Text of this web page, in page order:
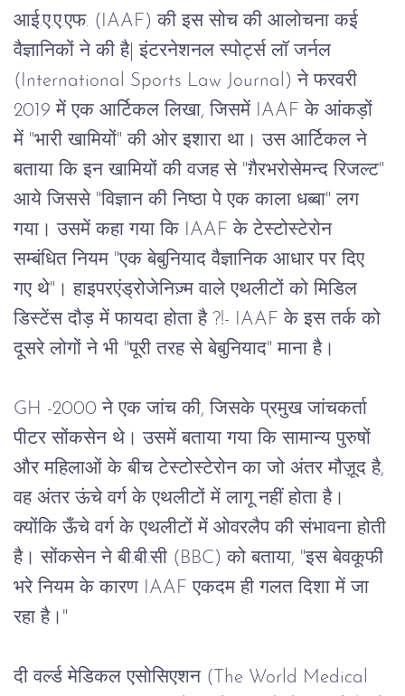
आई.ए.ए.एफ. (IAAF) की इस सोच की आलोचना कई
वैज्ञानिकों ने की है| इंटरनेशनल स्पोर्ट्स लॉ जर्नल
(International Sports Law Journal) ने फरवरी
2019 में एक आर्टिकल लिखा, जिसमें IAAF के आंकड़ों
में "भारी खामियों" की ओर इशारा था। उस आर्टिकल ने
बताया कि इन खामियों की वजह से "ग़ैरभरोसेमन्द रिजल्ट"
आये जिससे "विज्ञान की निष्ठा पे एक काला धब्बा" लग
गया। उसमें कहा गया कि IAAF के टेस्टोस्टेरोन
सम्बंधित नियम "एक बेबुनियाद वैज्ञानिक आधार पर दिए
गए थे" । हाइपरएंड्रोजेनिज़्म वाले एथलीटों को मिडिल
डिस्टेंस दौड़ में फायदा होता है ?!- IAAF के इस तर्क को
दूसरे लोगों ने भी "पूरी तरह से बेबुनियाद" माना है।
GH -2000 ने एक जांच की, जिसके प्रमुख जांचकर्ता
पीटर सोंकसेन थे। उसमें बताया गया कि सामान्य पुरुषों
और महिलाओं के बीच टेस्टोस्टेरोन का जो अंतर मौज़ूद है,
वह अंतर ऊंचे वर्ग के एथलीटों में लागू नहीं होता है।
क्योंकि ऊँचे वर्ग के एथलीटों में ओवरलैप की संभावना होती
है। सोंकसेन ने बी.बी.सी (BBC) को बताया, "इस बेवकूफी
भरे नियम के कारण IAAF एकदम ही गलत दिशा में जा
रहा है। "
दी वर्ल्ड मेडिकल एसोसिएशन (The World Medical